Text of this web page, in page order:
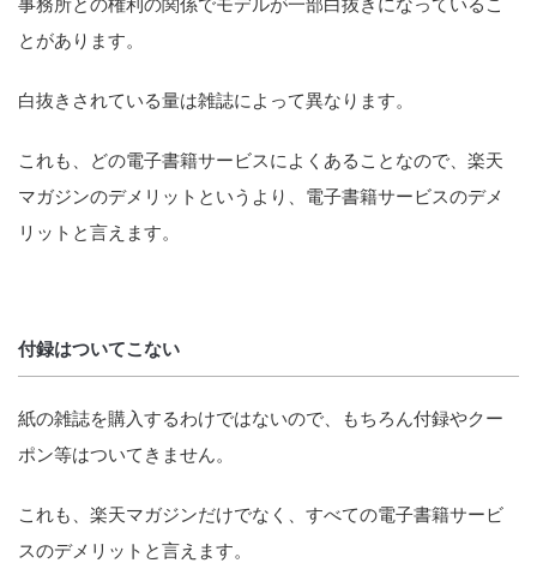
とがあります。
白抜きされている量は雑誌によって異なります。
これも、どの電子書籍サービスによくあることなので、楽天
マガジンのデメリットというより、電子書籍サービスのデメ
リットと言えます。
付録はついてこない
紙の雑誌を購入するわけではないので、もちろん付録やクー
ポン等はついてきません。
これも、楽天マガジンだけでなく、すべての電子書籍サービ
スのデメリットと言えます。